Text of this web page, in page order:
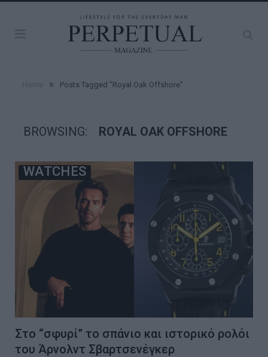
» Posts Tagged "Royal Oak Offshore"
BROWSING: ROYAL OAK OFFSHORE
WATCHES
Στο “σφυρί” το σπάνιο και ιστορικό ρολόι
του Άρνολντ Σβαρτσενέγκερ